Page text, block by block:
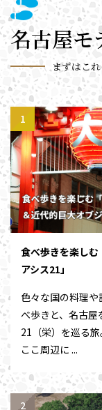
名古屋モ
まずはこ
食べ歩きを楽し
アシス21」
色々な国の料理
べ歩きと、名古屋
21（栄）を巡る旅
ここ周辺に ...